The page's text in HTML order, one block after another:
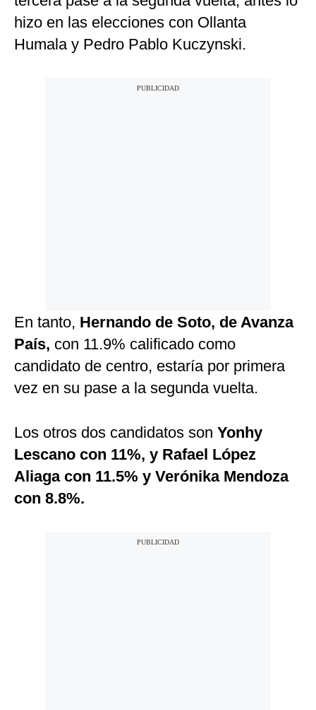
hizo en las elecciones con Ollanta
Humala y Pedro Pablo Kuczynski.
En tanto, Hernando de Soto, de Avanza
País, con 11.9% calificado como
candidato de centro, estaría por primera
vez en su pase a la segunda vuelta.
Los otros dos candidatos son Yonhy
Lescano con 11%, y Rafael López
Aliaga con 11.5% y Verónika Mendoza
con 8.8%.